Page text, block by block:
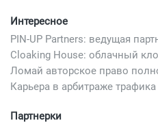
Интересное
Партнерки